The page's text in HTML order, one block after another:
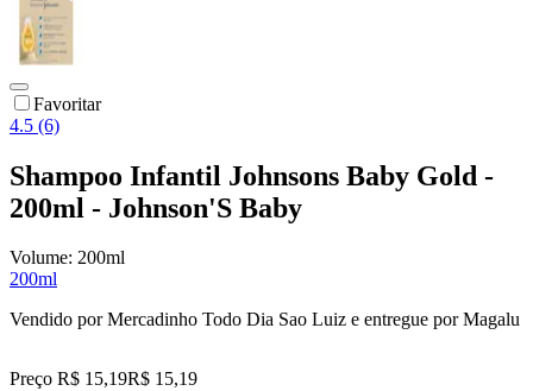
Favoritar
4.5 (6)
Shampoo Infantil Johnsons Baby Gold -
200ml - Johnson'S Baby
Volume: 200ml
200ml
Vendido porMercadinho Todo Dia Sao Luiz e entregue por Magalu
Preço R$ 15,19R$ 15,19